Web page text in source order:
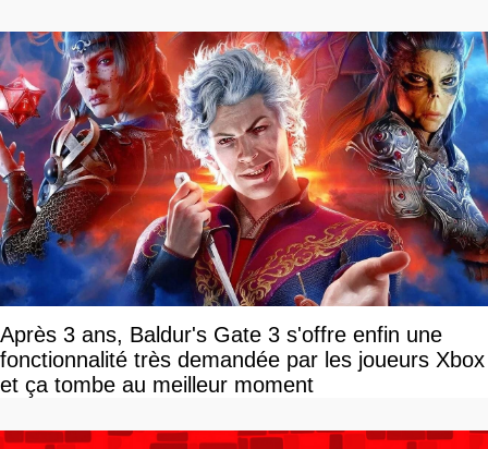
Après 3 ans, Baldur's Gate 3 s'offre enfin une
fonctionnalité très demandée par les joueurs Xbox
et ça tombe au meilleur moment